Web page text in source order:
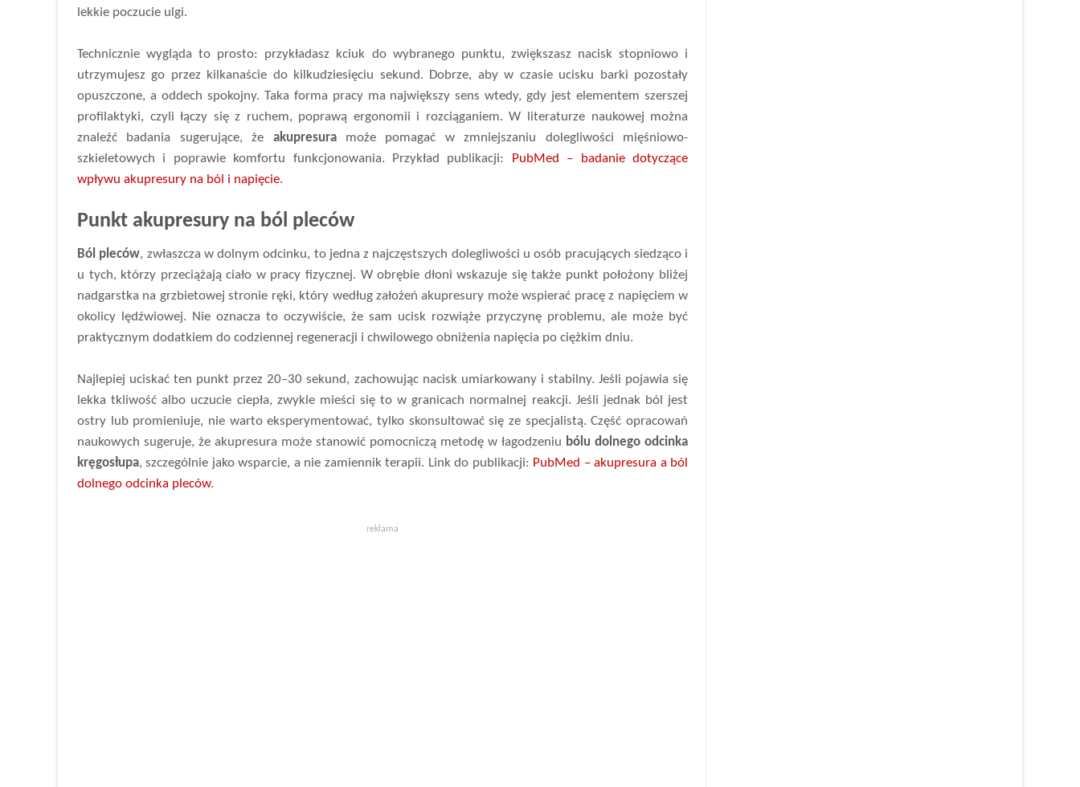
lekkie poczucie ulgi.
Technicznie wygląda to prosto: przykładasz kciuk do wybranego punktu, zwiększasz nacisk stopniowo i
utrzymujesz go przez kilkanaście do kilkudziesięciu sekund. Dobrze, aby w czasie ucisku barki pozostały
opuszczone, a oddech spokojny. Taka forma pracy ma największy sens wtedy, gdy jest elementem szerszej
profilaktyki, czyli łączy się z ruchem, poprawą ergonomii i rozciąganiem. W literaturze naukowej można
znaleźć badania sugerujące, że akupresuramoże pomagać w zmniejszaniu dolegliwości mięśniowo-
szkieletowych i poprawie komfortu funkcjonowania. Przykład publikacji:
PubMed – badanie dotyczące
wpływu akupresury na ból i napięcie.
Punkt akupresury na ból pleców
Ból pleców, zwłaszcza w dolnym odcinku, to jedna z najczęstszych dolegliwości u osób pracujących siedząco i
u tych, którzy przeciążają ciało w pracy fizycznej. W obrębie dłoni wskazuje się także punkt położony bliżej
nadgarstka na grzbietowej stronie ręki, który według założeń akupresury może wspierać pracę z napięciem w
okolicy lędźwiowej. Nie oznacza to oczywiście, że sam ucisk rozwiąże przyczynę problemu, ale może być
praktycznym dodatkiem do codziennej regeneracji i chwilowego obniżenia napięcia po ciężkim dniu.
Najlepiej uciskać ten punkt przez 20–30 sekund, zachowując nacisk umiarkowany i stabilny. Jeśli pojawia się
lekka tkliwość albo uczucie ciepła, zwykle mieści się to w granicach normalnej reakcji. Jeśli jednak ból jest
ostry lub promieniuje, nie warto eksperymentować, tylko skonsultować się ze specjalistą. Część opracowań
naukowych sugeruje, że akupresura może stanowić pomocniczą metodę w łagodzeniu bólu dolnego odcinka
kręgosłupa, szczególnie jako wsparcie, a nie zamiennik terapii. Link do publikacji: PubMed – akupresura a ból
dolnego odcinka pleców.
reklama